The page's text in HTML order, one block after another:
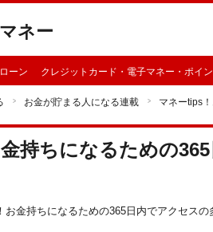
マネー
ーン クレジットカード・電子マネー・ポイン
お金が貯まる人になる連載 マネーtips
持ちになるための
金持ちになるための365日内でアクセスの